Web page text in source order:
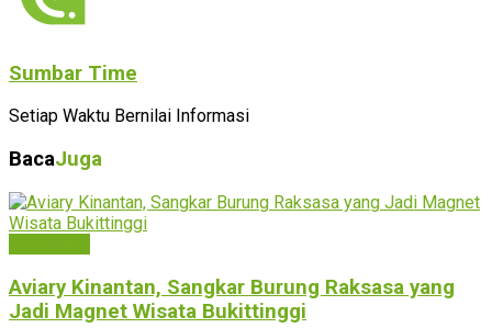
Sumbar Time
Setiap Waktu Bernilai Informasi
BacaJuga
Aviary Kinantan, Sangkar Burung Raksasa yang
Jadi Magnet Wisata Bukittinggi